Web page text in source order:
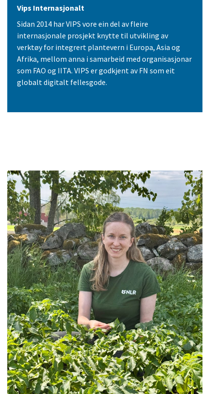
Vips Internasjonalt
Sidan 2014 har VIPS vore ein del av fleire
internasjonale prosjekt knytte til utvikling av
verktøy for integrert plantevern i Europa, Asia og
Afrika, mellom anna i samarbeid med organisasjonar
som FAO og IITA. VIPS er godkjent av FN som eit
globalt digitalt fellesgode.